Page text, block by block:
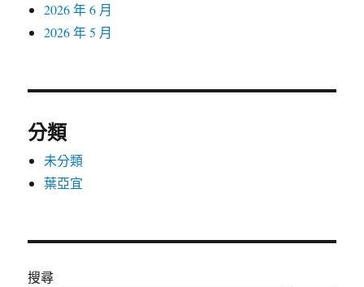
2026 年 6 月
2026 年 5 月
分類
未分類
葉亞宜
搜尋